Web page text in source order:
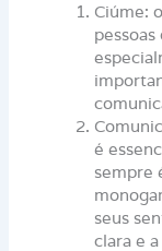
Ciúme:
é
sempre
seus
clara e